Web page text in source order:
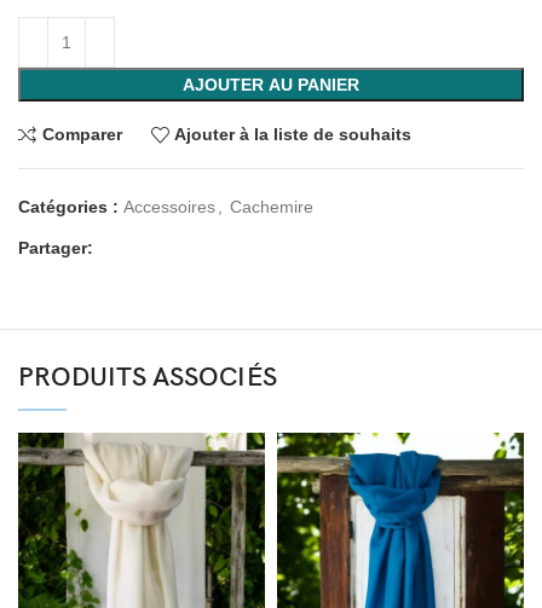
AJOUTER AU PANIER
Comparer Ajouter à la liste de souhaits
Catégories : Accessoires Cachemire
Partager:
PRODUITS ASSOCIÉS